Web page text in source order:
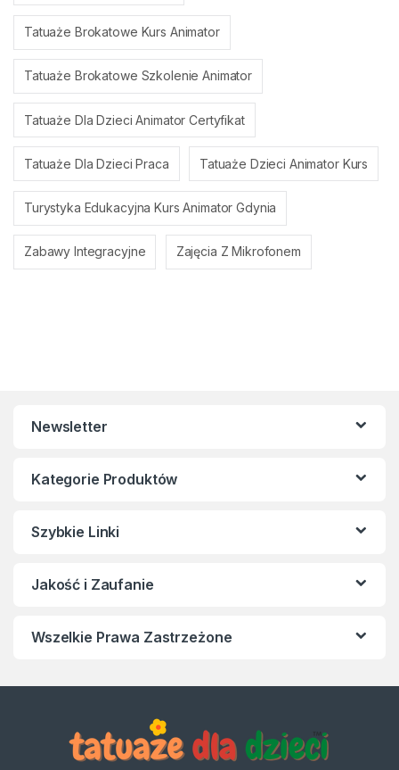
Tatuaże Brokatowe Kurs Animator
Tatuaże Brokatowe Szkolenie Animator
Tatuaże Dla Dzieci Animator Certyfikat
Tatuaże Dla Dzieci Praca Tatuaże Dzieci Animator Kurs
Turystyka Edukacyjna Kurs Animator Gdynia
Zabawy Integracyjne Zajęcia Z Mikrofonem
Newsletter
Kategorie Produktów
Szybkie Linki
Jakość i Zaufanie
Wszelkie Prawa Zastrzeżone